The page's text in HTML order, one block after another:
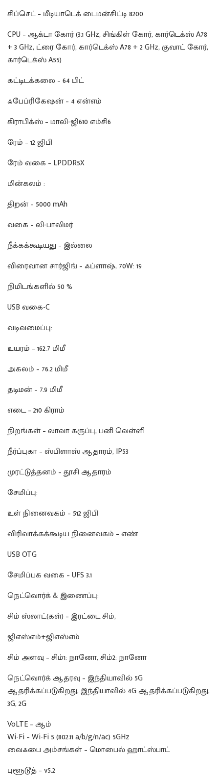
சிப்செட் – மீடியாடெக் டைமன்சிட்டி 8200
CPU – ஆக்டா கோர் (3.1 GHz, சிங்கிள் கோர், கார்டெக்ஸ் A78
+ 3 GHz, ட்ரை கோர், கார்டெக்ஸ் A78 + 2 GHz, குவாட் கோர்,
கார்டெக்ஸ் A55)
கட்டிடக்கலை – 64 பிட்
ஃபேப்ரிகேஷன் – 4 என்எம்
கிராபிக்ஸ் – மாலி-ஜி610 எம்சி6
ரேம் – 12 ஜிபி
ரேம் வகை – LPDDR5X
மின்கலம் :
திறன் – 5000 mAh
வகை – லி-பாலிமர்
நீக்கக்கூடியது – இல்லை
விரைவான சார்ஜிங் – ஃப்ளாஷ், 70W: 19
நிமிடங்களில் 50 %
USB வகை-C
வடிவமைப்பு:
உயரம் – 162.7 மிமீ
அகலம் – 76.2 மிமீ
தடிமன் – 7.9 மிமீ
எடை – 210 கிராம்
நிறங்கள் – லாவா கருப்பு, பனி வெள்ளி
நீர்ப்புகா – ஸ்பிளாஸ் ஆதாரம், IP53
முரட்டுத்தனம் – தூசி ஆதாரம்
சேமிப்பு:
உள் நினைவகம் – 512 ஜிபி
விரிவாக்கக்கூடிய நினைவகம் – எண்
USB OTG
சேமிப்பக வகை – UFS 3.1
நெட்வொர்க் & இணைப்பு:
சிம் ஸ்லாட்(கள்) – இரட்டை சிம்,
ஜிஎஸ்எம்+ஜிஎஸ்எம்
சிம் அளவு – சிம்1: நானோ, சிம்2: நானோ
நெட்வொர்க் ஆதரவு – இந்தியாவில் 5G
ஆதரிக்கப்படுகிறது, இந்தியாவில் 4G ஆதரிக்கப்படுகிறது,
3G, 2G
VoLTE – ஆம்
Wi-Fi – Wi-Fi 5 (802.11 a/b/g/n/ac) 5GHz
வைஃபை அம்சங்கள் – மொபைல் ஹாட்ஸ்பாட்
புளூடூத் – v5.2